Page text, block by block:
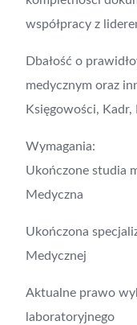
współpracy z
Dbałość o
medycznym oraz
Księgowości, Kadr,
Wymagania:
Ukończone studia
Medyczna
Ukończona
Medycznej
Aktualne prawo
laboratoryjnego